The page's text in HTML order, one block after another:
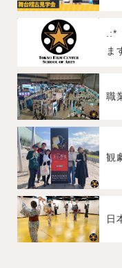
.:*
ま
観
日